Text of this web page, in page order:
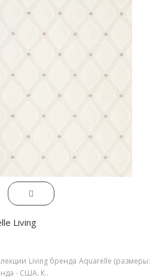
Living
Living бренда Aquarelle (размеры:
- США. К..